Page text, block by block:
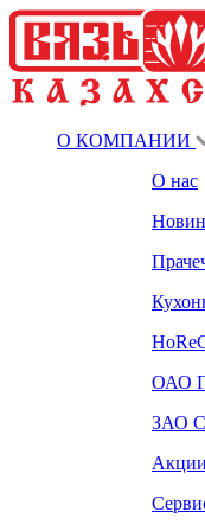
О КОМПАНИИ
О нас
ОАО
ЗАО
Акции